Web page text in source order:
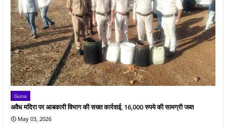
Guna
अवैध मदिरा पर आबकारी विभाग की सख्त कार्रवाई, 16,000 रुपये की सामग्री जब्त
May 03, 2026